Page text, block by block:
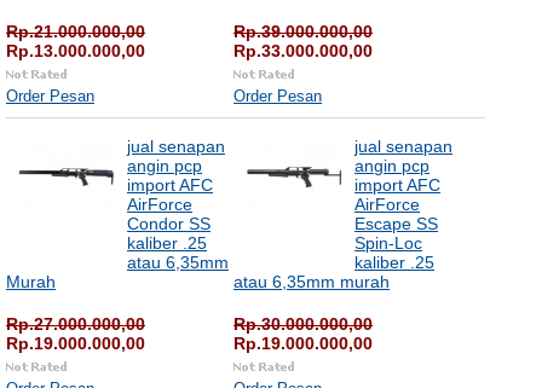
Rp.21.000.000,00
Rp.13.000.000,00
Order Pesan
Rp.39.000.000,00
Rp.33.000.000,00
Order Pesan
jual senapan
angin pcp
import AFC
AirForce
Condor SS
kaliber .25
atau 6,35mm
Murah
Rp.27.000.000,00
Rp.19.000.000,00
jual senapan
angin pcp
import AFC
AirForce
Escape SS
Spin-Loc
kaliber .25
atau 6,35mm murah
Rp.30.000.000,00
Rp.19.000.000,00